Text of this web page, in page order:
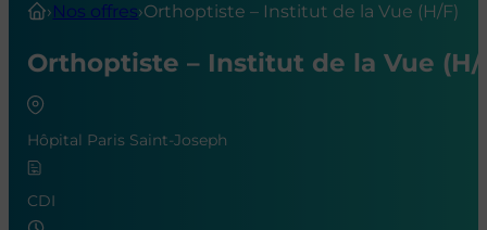
›Nos offres›Orthoptiste – Institut de la Vue (H/F)
Orthoptiste – Institut de la Vue (H/
Hôpital Paris Saint-Joseph
CDI